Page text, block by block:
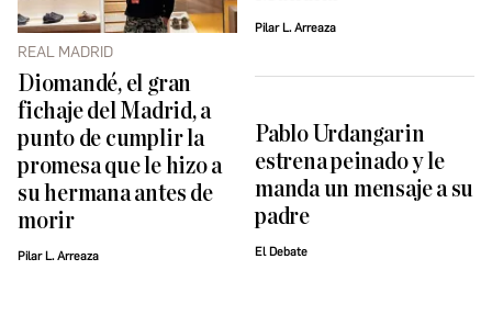
REAL MADRID
Diomandé, el gran
fichaje del Madrid, a
punto de cumplir la
promesa que le hizo a
su hermana antes de
morir
Pilar L. Arreaza
Pilar L. Arreaza
Pablo Urdangarin
estrena peinado y le
manda un mensaje a su
padre
El Debate